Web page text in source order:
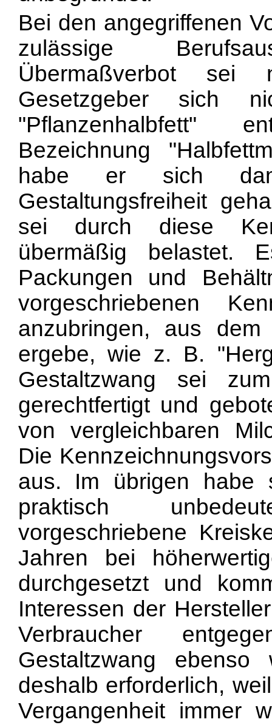
Bei den angegriffenen
zulässige
Übermaßverbot
Gesetzgeber sich
"Pflanzenhalbfett"
Bezeichnung
habe er sich
Gestaltungsfreiheit
sei durch diese
übermäßig
Packungen und
vorgeschriebenen
anzubringen, aus
ergebe, wie z. B.
Gestaltzwang sei
gerechtfertigt und
von vergleichbaren
Die
aus. Im übrigen
praktisch
vorgeschriebene
Jahren bei
durchgesetzt und
Interessen der
Verbraucher
Gestaltzwang
deshalb erforderlich,
Vergangenheit immer